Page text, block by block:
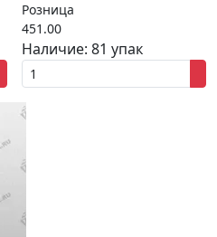
Розница
451.00
Наличие: 81 упак